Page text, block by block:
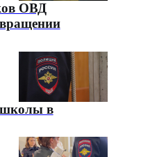
ОВД
школы в